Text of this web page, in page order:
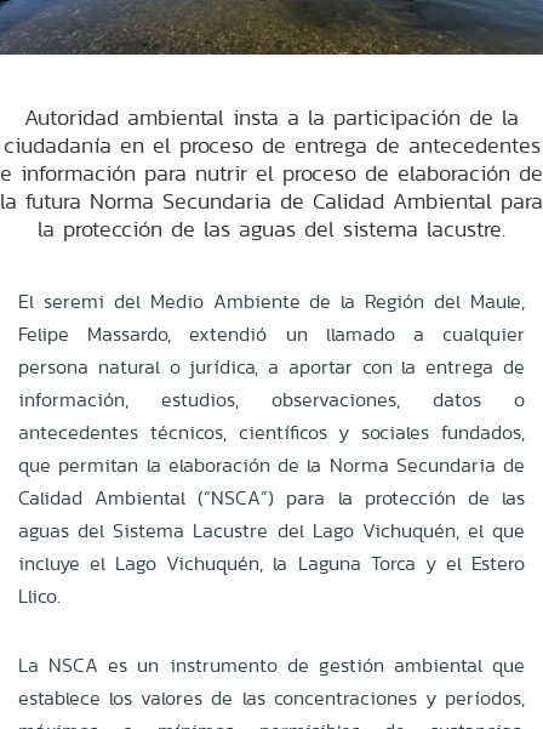
Autoridad ambiental insta a la participación de la
ciudadanía en el proceso de entrega de antecedentes
e información para nutrir el proceso de elaboración de
la futura Norma Secundaria de Calidad Ambiental para
la protección de las aguas del sistema lacustre.
El seremi del Medio Ambiente de la Región del Maule,
Felipe Massardo, extendió un llamado a cualquier
persona natural o jurídica, a aportar con la entrega de
información, estudios, observaciones, datos o
antecedentes técnicos, científicos y sociales fundados,
que permitan la elaboración de la Norma Secundaria de
Calidad Ambiental (“NSCA”) para la protección de las
aguas del Sistema Lacustre del Lago Vichuquén, el que
incluye el Lago Vichuquén, la Laguna Torca y el Estero
Llico.
La NSCA es un instrumento de gestión ambiental que
establece los valores de las concentraciones y períodos,